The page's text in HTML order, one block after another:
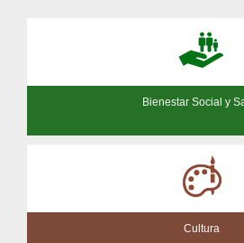
Bienestar Social y
Cultura